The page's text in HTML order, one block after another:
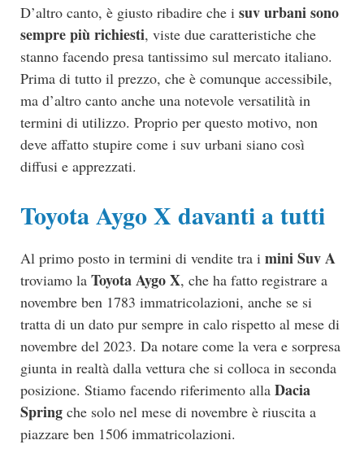
D’altro canto, è giusto ribadire che i suv urbani sono
sempre più richiesti, viste due caratteristiche che
stanno facendo presa tantissimo sul mercato italiano.
Prima di tutto il prezzo, che è comunque accessibile,
ma d’altro canto anche una notevole versatilità in
termini di utilizzo. Proprio per questo motivo, non
deve affatto stupire come i suv urbani siano così
diffusi e apprezzati.
Toyota Aygo X davanti a tutti
Al primo posto in termini di vendite tra i mini Suv A
troviamo la Toyota Aygo X, che ha fatto registrare a
novembre ben 1783 immatricolazioni, anche se si
tratta di un dato pur sempre in calo rispetto al mese di
novembre del 2023. Da notare come la vera e sorpresa
giunta in realtà dalla vettura che si colloca in seconda
posizione. Stiamo facendo riferimento alla Dacia
Spring che solo nel mese di novembre è riuscita a
piazzare ben 1506 immatricolazioni.